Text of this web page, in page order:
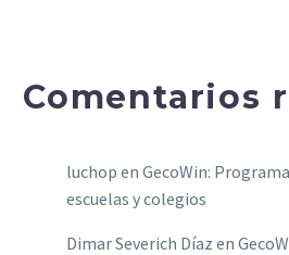
Comentarios
luchop en GecoWin:
escuelas y colegios
Dimar Severich Díaz en